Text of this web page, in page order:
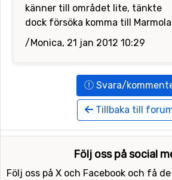
känner till området lite, tänkte
dock försöka komma till
/Monica, 21 jan 2012 10:29
Svara/
Tillbaka till
Följ oss på social
Följ oss på X och Facebook och få